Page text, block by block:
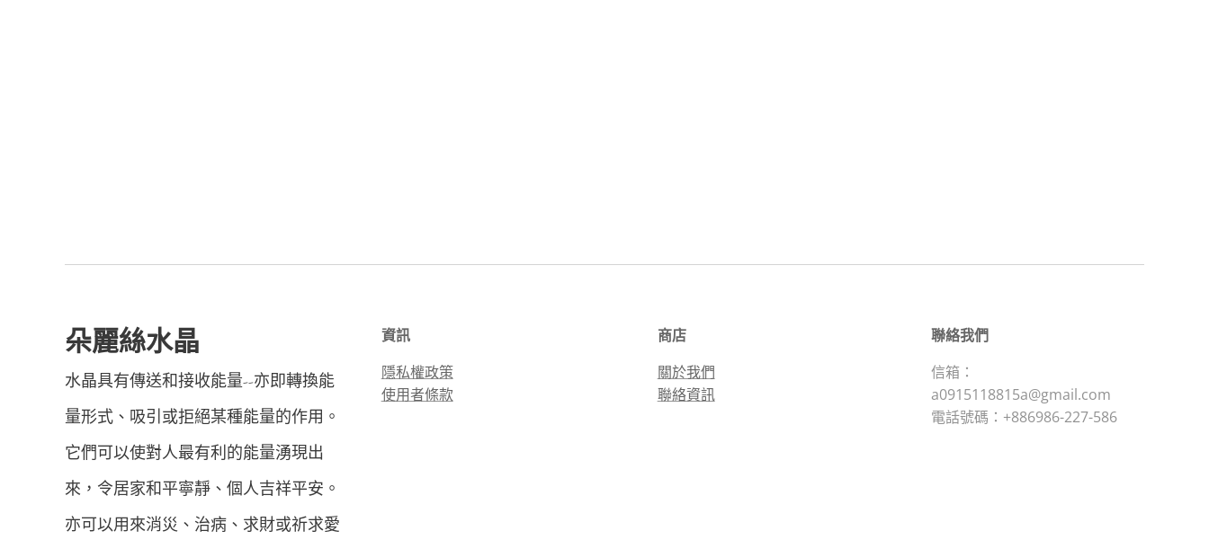
朵麗絲水晶
水晶具有傳送和接收能量--亦即轉換能
量形式、吸引或拒絕某種能量的作用。
它們可以使對人最有利的能量湧現出
來，令居家和平寧靜、個人吉祥平安。
亦可以用來消災、治病、求財或祈求愛
資訊
隱私權政策
使用者條款
商店
關於我們
聯絡資訊
聯絡我們
信箱：
a0915118815a@gmail.com
電話號碼：+886986-227-586